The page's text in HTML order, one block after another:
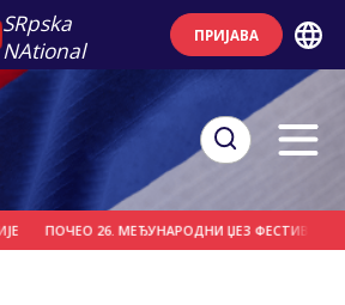
SRpska
NAtional
ПРИЈАВА
ПОЧЕО 26. МЕЂУНАРОДНИ ЏЕЗ ФЕСТИВАЛ НА